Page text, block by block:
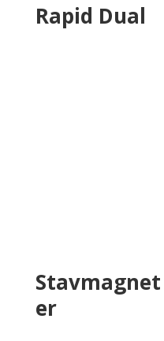
Rapid Dual
Stavmagnet
er